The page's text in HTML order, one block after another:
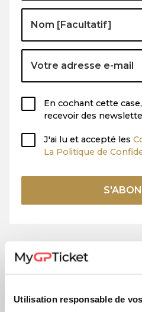
Utilisation responsable de
En cochant cette
recevoir des
J'ai lu et accepté les
La Politique de
D'EXPÉRIENCE